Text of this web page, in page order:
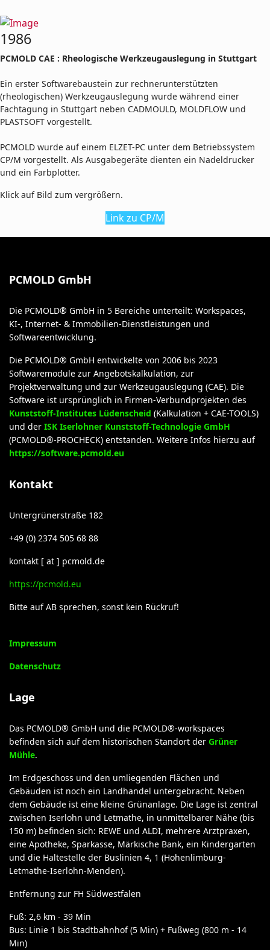
1986
PCMOLD CAE : Rheologische Werkzeugauslegung in Stuttgart
Ein erster Softwarebaustein zur rechnerunterstützten
(rheologischen) Werkzeugauslegung wurde während einer
Fachtagung in Stuttgart neben CADMOULD, MOLDFLOW und
PLASTSOFT vorgestellt.
PCMOLD wurde auf einem ELZET-PC unter dem Betriebssystem
CP/M vorgestellt. Als Ausgabegeräte dienten ein Nadeldrucker
und ein Farbplotter.
Klick auf Bild zum vergrößern.
Link zu CP/M
PCMOLD GmbH
Die PCMOLD® GmbH in 5 Bereiche unterteilt: Workspaces,
KI-, Internet- & Immobilien-Dienstleistungen und
Softwareentwicklung.
Die PCMOLD® GmbH entwickelte von 2006 bis 2023
Softwaremodule zur Angebotskalkulation, zur
Projektverwaltung und zur Werkzeugauslegung (CAE). Die
Software ist ursprünglich in Firmen-Verbundprojekten des
Kunststoff-Institutes Lüdenscheid (Kalkulation + CAE-TOOLS)
und der ISK Iserlohner Kunststoff-Technologie GmbH
(PCMOLD®-PROCHECK) entstanden. Weitere Infos hierzu auf
https://software.pcmold.eu
Kontakt
Untergrünerstraße 182
+49 (0) 2374 505 68 88
kontakt [ at ] pcmold.de
https://pcmold.eu
Bitte auf AB sprechen, sonst kein Rückruf!
Impressum
Datenschutz
Lage
Das PCMOLD® GmbH und die PCMOLD®-workspaces
befinden sich auf dem historischen Standort der Grüner
Mühle.
Im Erdgeschoss und den umliegenden Flächen und
Gebäuden ist noch ein Landhandel untergebracht. Neben
dem Gebäude ist eine kleine Grünanlage. Die Lage ist zentral
zwischen Iserlohn und Letmathe, in unmittelbarer Nähe (bis
150 m) befinden sich: REWE und ALDI, mehrere Arztpraxen,
eine Apotheke, Sparkasse, Märkische Bank, ein Kindergarten
und die Haltestelle der Buslinien 4, 1 (Hohenlimburg-
Letmathe-Iserlohn-Menden).
Entfernung zur FH Südwestfalen
Fuß: 2,6 km - 39 Min
Bus: Linie 1 bis Stadtbahnhof (5 Min) + Fußweg (800 m - 14
Min)